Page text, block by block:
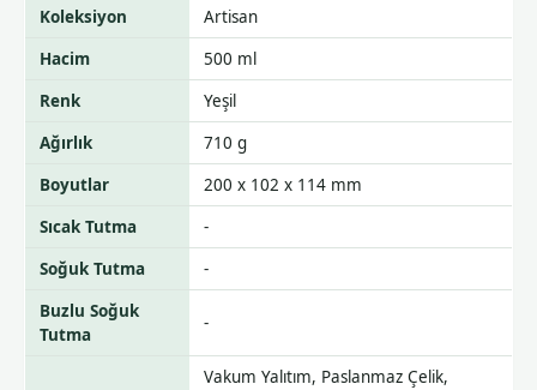
Koleksiyon
Artisan
Hacim
500 ml
Renk
Yeşil
Ağırlık
710 g
Boyutlar
200 x 102 x 114 mm
Sıcak Tutma
-
Soğuk Tutma
-
Buzlu Soğuk
Tutma
-
Vakum Yalıtım, Paslanmaz Çelik,